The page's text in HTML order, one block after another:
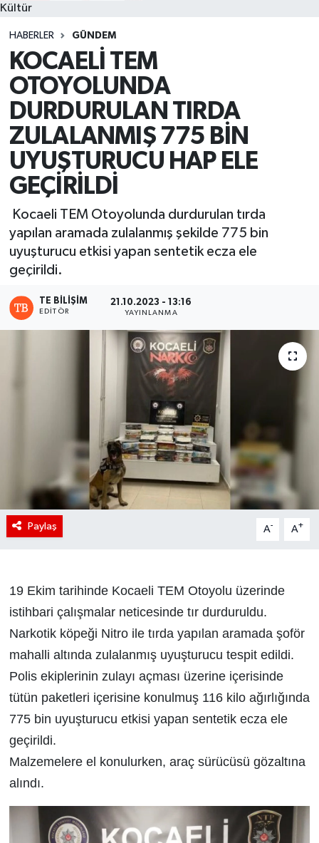
Kültür
HABERLER GÜNDEM
KOCAELİ TEM
OTOYOLUNDA
DURDURULAN TIRDA
ZULALANMIŞ 775 BİN
UYUŞTURUCU HAP ELE
GEÇİRİLDİ
Kocaeli TEM Otoyolunda durdurulan tırda
yapılan aramada zulalanmış şekilde 775 bin
uyuşturucu etkisi yapan sentetik ecza ele
geçirildi.
TE BILIŞIM
EDITÖR
21.10.2023 - 13:16
YAYINLANMA
Paylaş A- A+
19 Ekim tarihinde Kocaeli TEM Otoyolu üzerinde
istihbari çalışmalar neticesinde tır durduruldu.
Narkotik köpeği Nitro ile tırda yapılan aramada şoför
mahalli altında zulalanmış uyuşturucu tespit edildi.
Polis ekiplerinin zulayı açması üzerine içerisinde
tütün paketleri içerisine konulmuş 116 kilo ağırlığında
775 bin uyuşturucu etkisi yapan sentetik ecza ele
geçirildi.
Malzemelere el konulurken, araç sürücüsü gözaltına
alındı.